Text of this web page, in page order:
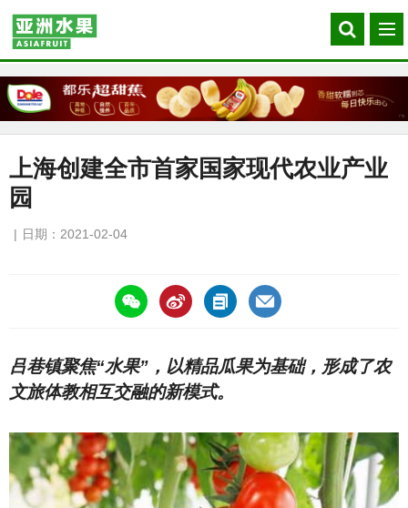
Search
our
菜
单
上海创建全市首家国家现代农业产业
园
日期：2021-02-04
https://asiafruitchina.net/20467.html
吕巷镇聚焦“水果”，以精品瓜果为基础，形成了农
文旅体教相互交融的新模式。